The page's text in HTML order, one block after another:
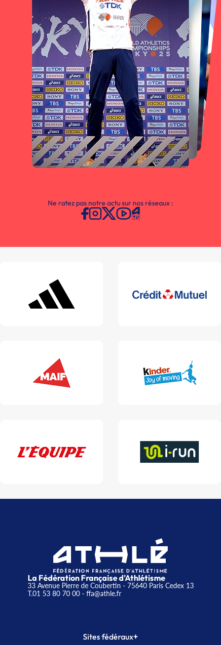
Ne ratez pas notre actu sur nos réseaux :
La Fédération Française d'Athlétisme
33 Avenue Pierre de Coubertin - 75640 Paris Cedex 13
T.01 53 80 70 00- ffa@athle.fr
Sites fédéraux+